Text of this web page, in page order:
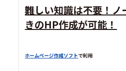
難しい知識は不要！ノ
きのHP作成が可能！
ホームページ作成ソフトで利用